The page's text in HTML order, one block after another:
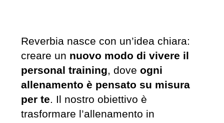
Reverbia nasce con un’idea chiara:
creare un nuovo modo di vivere il
personal training, dove ogni
allenamento è pensato su misura
per te. Il nostro obiettivo è
trasformare l’allenamento in